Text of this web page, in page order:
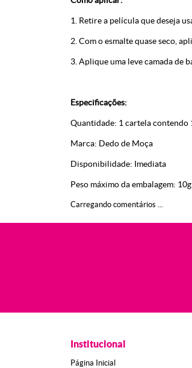
1. Retire a película que deseja
2. Com o esmalte quase seco,
3. Aplique uma leve camada de
Especificações:
Quantidade: 1 cartela contendo
Marca: Dedo de Moça
Disponibilidade: Imediata
Peso máximo da embalagem: 10g
Carregando comentários ...
Institucional
Página Inicial